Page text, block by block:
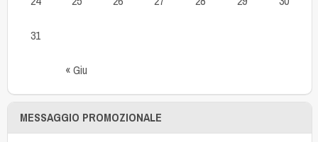
« Giu
31
MESSAGGIO PROMOZIONALE